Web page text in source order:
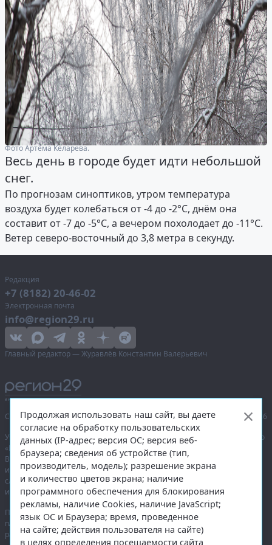
Фото Артёма Келарева.
Весь день в городе будет идти небольшой
снег.
По прогнозам синоптиков, утром температура
воздуха будет колебаться от -4 до -2°С, днём она
составит от -7 до -5°С, а вечером похолодает до -11°С.
Ветер северо-восточный до 3,8 метра в секунду.
Редакция
+7 (8182) 20-46-02
Электронная почта
info@region29.ru
Главный редактор — Журавлёв Константин Валерьевич
Сетевое издание «Информационное агентство Регион 29»,
© 2016–2026
Учредитель — общество с ограниченной ответственностью «Агентство
«Правда Севера».
Выписка из реестра зарегистрированных средств массовой
информации:ЭЛ № ФС 77-74226от 09.11.2018 выдано Федеральной
службой по надзору в сфере связи, информационных технологий
и массовых коммуникаций (Роскомнадзор).
При полном или частичном использовании любых материалов
гиперссылка на region29.ruобязательна. Копирование материалов без
разрешения администрации сайта запрещено.
Продолжая использовать наш сайт, вы даете
согласие на обработку пользовательских
данных (IP-адрес; версия ОС; версия веб-
браузера; сведения об устройстве (тип,
производитель, модель); разрешение экрана
и количество цветов экрана; наличие
программного обеспечения для блокирования
рекламы, наличие Cookies, наличие JavaScript;
язык ОС и Браузера; время, проведенное
на сайте; действия пользователя на сайте)
в целях определения посещаемости сайта